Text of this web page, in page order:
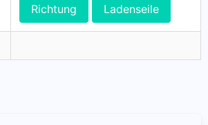
Richtung Ladenseile